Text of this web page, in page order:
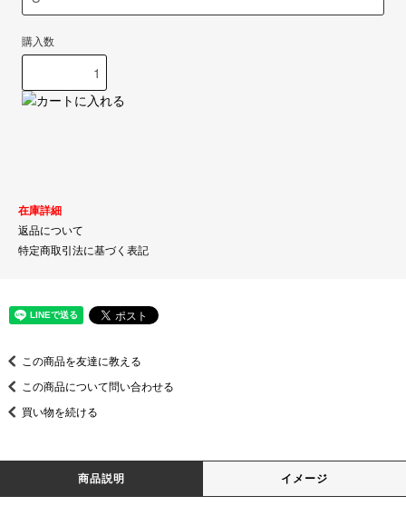
購入数
在庫詳細
返品について
特定商取引法に基づく表記
この商品を友達に教える
この商品について問い合わせる
買い物を続ける
商品説明 イメージ